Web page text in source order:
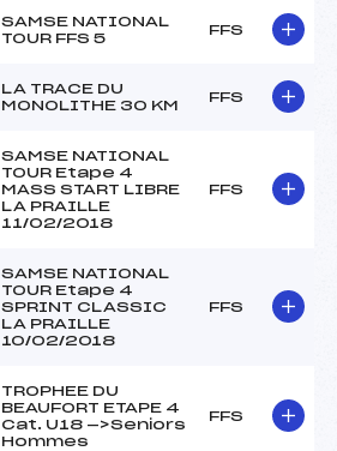
SAMSE NATIONAL
TOUR FFS 5
FFS
LA TRACE DU
MONOLITHE 30 KM
FFS
SAMSE NATIONAL
TOUR Etape 4
MASS START LIBRE
LA PRAILLE
11/02/2018
FFS
SAMSE NATIONAL
TOUR Etape 4
SPRINT CLASSIC
LA PRAILLE
10/02/2018
FFS
TROPHEE DU
BEAUFORT ETAPE 4
Cat. U18 —>Seniors
Hommes
FFS